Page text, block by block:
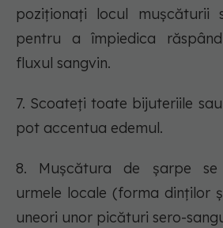
poziționați locul mușcăturii
pentru a împiedica
fluxul sangvin.
7. Scoateți toate bijuteriile
pot accentua edemul.
8. Mușcătura de șarpe
urmele locale (forma dinților
uneori unor picături sero-